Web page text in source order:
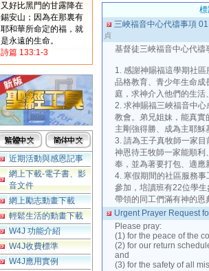
又好比黑門的甘露降在
錫安山；因為在那裏有
耶和華所命定的福，就
是永遠的生命。
詩篇 133:1-3
近期活動與感恩記事
網上下載-電子書、影
音文件
網上勵志動畫下載
輕鬆生活的動畫下載
W4J 功能介紹
W4J收費標準
W4J應用實例
標
三峽福音中心代禱事項
貞
基督徒三峽福音中心代
1. 感謝神賜福這學期社
品格教育、青少年生命
庭，求神介入他們的生活
2. 求神賜福三峽福音中
教會。弟兄姐妹，能真實
主剛強得勝、成為主耶穌
3. 請為王子真牧師一家
神恩待王牧師一家能順利
奉，並為著要打包、適
4. 寒假期間的社區服務
參加，培讀班有22位學
帶領的同工們滿有神的恩
Urgent Prayer Request
Please pray:
(1) for the peace of the
(2) for our return
and
(3) for the safety of all